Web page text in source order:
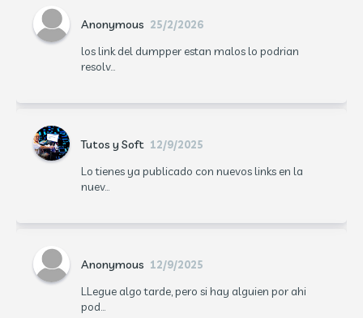
Anonymous 25/2/2026
los link del dumpper estan malos lo podrian
resolv...
Tutos y Soft 12/9/2025
Lo tienes ya publicado con nuevos links en la
nuev...
Anonymous 12/9/2025
LLegue algo tarde, pero si hay alguien por ahi
pod...